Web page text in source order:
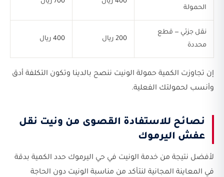
الحمولة
400 ريال 700 ريال
نقل جزئي — قطع
محددة
200 ريال 400 ريال
إن تجاوزت الكمية حمولة الونيت ننصح بالدينا وتكون التكلفة أدق
وأنسب لحمولتك الفعلية.
نصائح للاستفادة القصوى من ونيت نقل
عفش اليرموك
لأفضل نتيجة من خدمة الونيت في حي اليرموك حدد الكمية بدقة
في المعاينة المجانية لنتأكد من مناسبة الونيت دون الحاجة